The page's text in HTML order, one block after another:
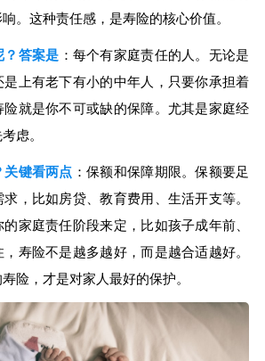
。这种责任感，是寿险的核心价值。
？答案是 ：每个有家庭责任的人。无论是
是上有老下有小的中年人，只要你承担着
就是你不可或缺的保障。尤其是家庭经
虑。
关键看两点 ：保额和保障期限。保额要足
，比如房贷、教育费用、生活开支等。
家庭责任阶段来定，比如孩子成年前、
寿险不是越多越好，而是越合适越好。
险，才是对家人最好的保护。